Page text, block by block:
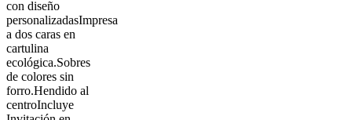
con diseño
personalizadasImpresa
a dos caras en
cartulina
ecológica.Sobres
de colores sin
forro.Hendido al
centroIncluye